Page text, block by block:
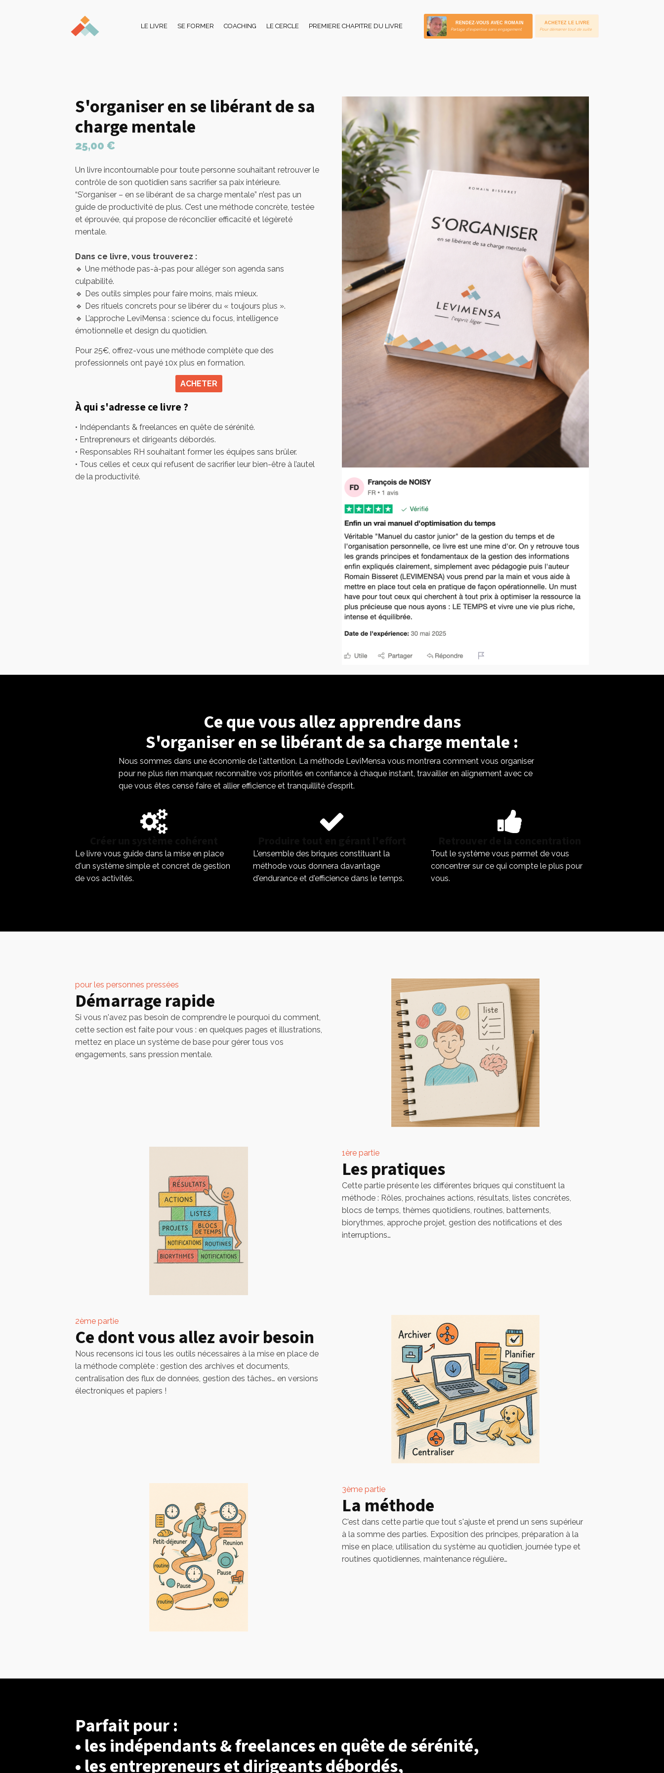
LE LIVRE SE FORMER COACHING LE CERCLE PREMIERE CHAPITRE DU LIVRE
RENDEZ-VOUS AVEC ROMAIN
Partage d'expertise sans engagement
ACHETEZ LE LIVRE
Pour démarrer tout de suite
S'organiser en se libérant de sa
charge mentale
25,00 €
Un livre incontournable pour toute personne souhaitant retrouver le
contrôle de son quotidien sans sacrifier sa paix intérieure.
“S’organiser – en se libérant de sa charge mentale” n’est pas un
guide de productivité de plus. C’est une méthode concrète, testée
et éprouvée, qui propose de réconcilier efficacité et légèreté
mentale.
Dans ce livre, vous trouverez :
🔹 Une méthode pas-à-pas pour alléger son agenda sans
culpabilité.
🔹 Des outils simples pour faire moins, mais mieux.
🔹 Des rituels concrets pour se libérer du « toujours plus ».
🔹 L’approche LeviMensa : science du focus, intelligence
émotionnelle et design du quotidien.
Pour 25€, offrez-vous une méthode complète que des
professionnels ont payé 10x plus en formation.
ACHETER
À qui s'adresse ce livre ?
• Indépendants & freelances en quête de sérénité.
• Entrepreneurs et dirigeants débordés.
• Responsables RH souhaitant former les équipes sans brûler.
• Tous celles et ceux qui refusent de sacrifier leur bien-être à l’autel
de la productivité.
Ce que vous allez apprendre dans
S'organiser en se libérant de sa charge mentale :
Nous sommes dans une économie de l'attention. La méthode LeviMensa vous montrera comment vous organiser
pour ne plus rien manquer, reconnaître vos priorités en confiance à chaque instant, travailler en alignement avec ce
que vous êtes censé faire et allier efficience et tranquillité d'esprit.
Le livre vous guide dans la mise en place
d'un système simple et concret de gestion
de vos activités.
L'ensemble des briques constituant la
méthode vous donnera davantage
d'endurance et d'efficience dans le temps.
Tout le système vous permet de vous
concentrer sur ce qui compte le plus pour
vous.
pour les personnes pressées
Démarrage rapide
Si vous n'avez pas besoin de comprendre le pourquoi du comment,
cette section est faite pour vous : en quelques pages et illustrations,
mettez en place un système de base pour gérer tous vos
engagements, sans pression mentale.
1ère partie
Les pratiques
Cette partie présente les différentes briques qui constituent la
méthode : Rôles, prochaines actions, résultats, listes concrètes,
blocs de temps, thèmes quotidiens, routines, battements,
biorythmes, approche projet, gestion des notifications et des
interruptions…
2ème partie
Ce dont vous allez avoir besoin
Nous recensons ici tous les outils nécessaires à la mise en place de
la méthode complète : gestion des archives et documents,
centralisation des flux de données, gestion des tâches… en versions
électroniques et papiers !
3ème partie
La méthode
C'est dans cette partie que tout s'ajuste et prend un sens supérieur
à la somme des parties. Exposition des principes, préparation à la
mise en place, utilisation du système au quotidien, journée type et
routines quotidiennes, maintenance régulière…
Parfait pour :
• les indépendants & freelances en quête de sérénité,
• les entrepreneurs et dirigeants débordés,